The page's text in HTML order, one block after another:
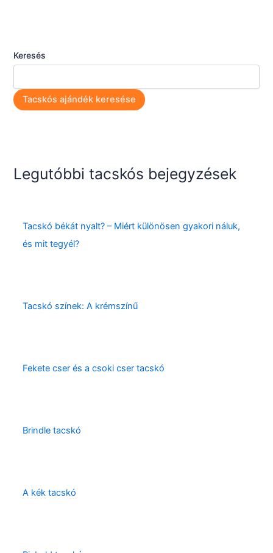
Keresés
Tacskós ajándék keresése
Legutóbbi tacskós bejegyzések
Tacskó békát nyalt? – Miért különösen gyakori náluk,
és mit tegyél?
Tacskó színek: A krémszínű
Fekete cser és a csoki cser tacskó
Brindle tacskó
A kék tacskó